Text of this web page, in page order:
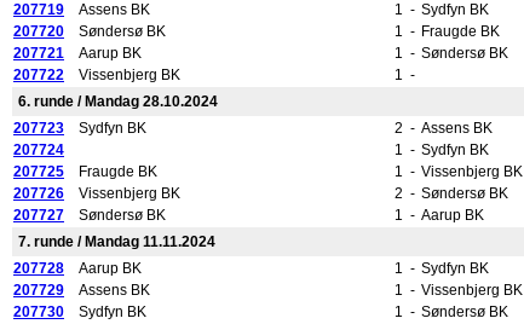
207719
Assens BK 1 - Sydfyn BK
207720
Søndersø BK 1 - Fraugde BK
207721
Aarup BK 1 - Søndersø BK
207722
Vissenbjerg BK 1 -
6. runde / Mandag 28.10.2024
207723
Sydfyn BK 2 - Assens BK
207724
1 - Sydfyn BK
207725
Fraugde BK 1 - Vissenbjerg BK
207726
Vissenbjerg BK 2 - Søndersø BK
207727
Søndersø BK 1 - Aarup BK
7. runde / Mandag 11.11.2024
207728
Aarup BK 1 - Sydfyn BK
207729
Assens BK 1 - Vissenbjerg BK
207730
Sydfyn BK 1 - Søndersø BK